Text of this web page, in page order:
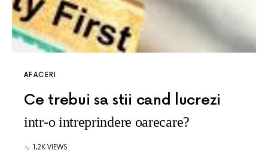
AFACERI
Ce trebui sa stii cand lucrezi
intr-o intreprindere oarecare?
1.2K VIEWS